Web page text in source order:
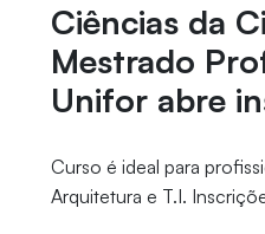
Ciências da
Mestrado
Unifor abre
Curso é ideal para
Arquitetura e T.I.